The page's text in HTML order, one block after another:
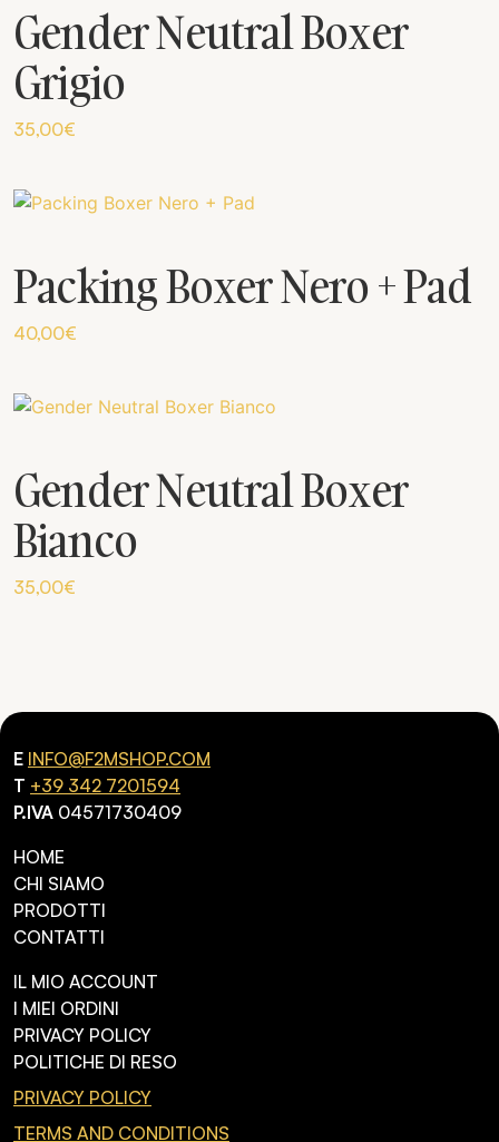
Gender Neutral Boxer
Grigio
35,00€
Packing Boxer Nero + Pad
40,00€
Gender Neutral Boxer
Bianco
35,00€
E INFO@F2MSHOP.COM
T +39 342 7201594
P.IVA 04571730409
HOME
CHI SIAMO
PRODOTTI
CONTATTI
IL MIO ACCOUNT
I MIEI ORDINI
PRIVACY POLICY
POLITICHE DI RESO
PRIVACY POLICY
TERMS AND CONDITIONS